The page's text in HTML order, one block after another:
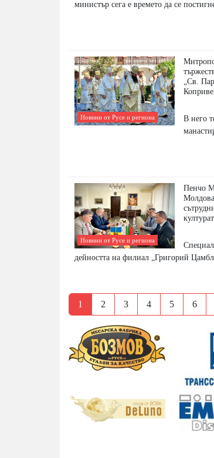
министър сега е времето да се
Новини от Русе и региона
„Св.
В него
Новини от Русе и региона
Пенчо
дейността на филиал „Григорий
1 2 3 4 5 6